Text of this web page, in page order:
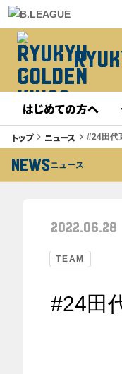
はじめての方へ
トップkeyboard_arrow_right ニュース keyboard_arrow_right #24田代
NEWSニュース
TEAM
2022.06.28
#24田